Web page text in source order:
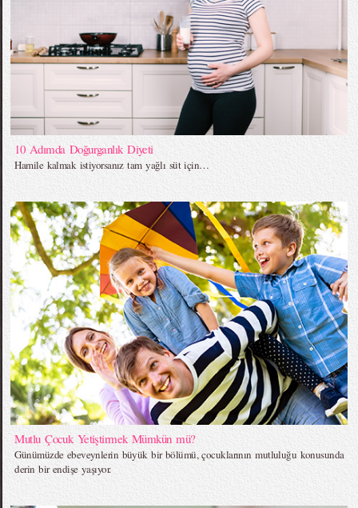
10 Adımda Doğurganlık Diyeti
Hamile kalmak istiyorsanız tam yağlı süt için…
Mutlu Çocuk Yetiştirmek Mümkün mü?
Günümüzde ebeveynlerin büyük bir bölümü, çocuklarının mutluluğu konusunda
derin bir endişe yaşıyor.